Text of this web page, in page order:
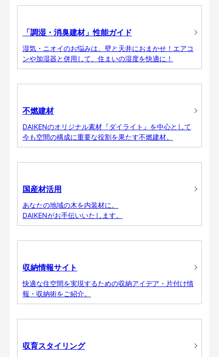
「調湿・消臭建材」性能ガイド
湿気・ニオイのお悩みは、壁と天井におまかせ！エアコ
ンや加湿器と併用して、住まいの湿度を快適に！
不燃建材
DAIKENのオリジナル素材『ダイライト』を中心として
今も空間の構成に重要な役割を果たす不燃建材。
国産材活用
あなたの地域の木を内装材に。
DAIKENがお手伝いいたします。
収納情報サイト
快適な住空間を実現するための収納アイデア・片付け情
報・収納術をご紹介。
収育スタイリング